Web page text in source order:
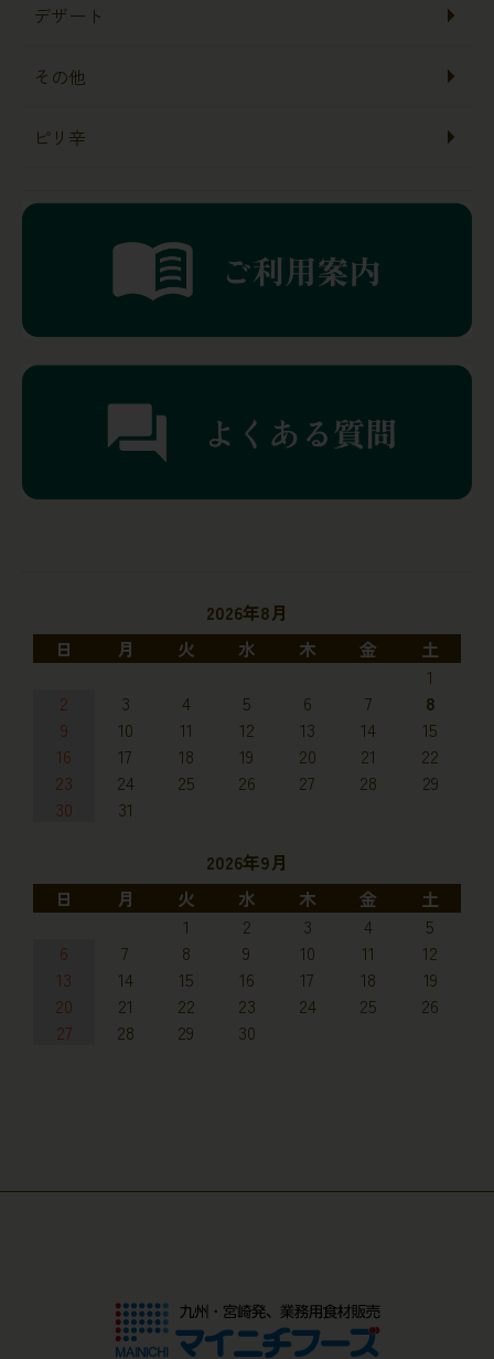
デザート
その他
ピリ辛
2026年8月
日
月 火 水 木 金
土
1
2
3 4 5 6 7
8
9
10 11 12 13 14
15
16
17 18 19 20 21
22
23
24 25 26 27 28
29
30
31
2026年9月
日
月 火 水 木 金
土
1
2 3 4
5
6
7 8 9 10 11
12
13
14 15 16 17 18
19
20
21 22 23 24 25
26
27
28 29 30